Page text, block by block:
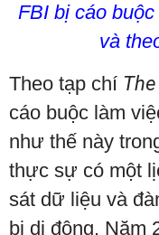
FBI bị cáo
và
Theo tạp chí
cáo buộc làm
như thế này
thực sự có một
sát dữ liệu và
bị di động. Năm